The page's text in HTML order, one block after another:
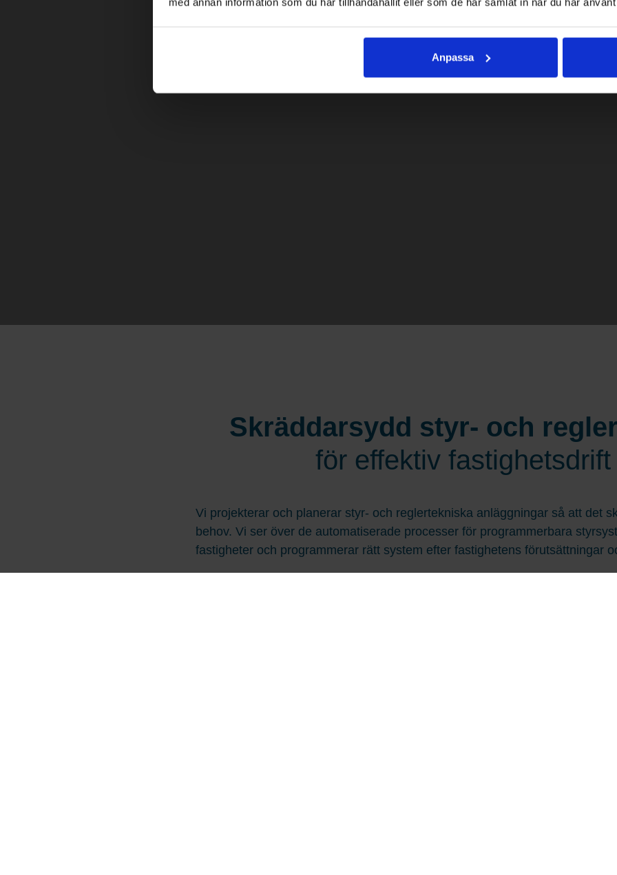
med annan information som du har tillhandahållit eller som de har samlat in när du har
Anpassa
Skräddarsydd styr- och
för effektiv fastighetsdrift
Vi projekterar och planerar styr- och reglertekniska anläggningar så att det
behov. Vi ser över de automatiserade processer för programmerbara
fastigheter och programmerar rätt system efter fastighetens förutsättningar